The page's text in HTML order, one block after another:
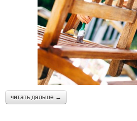
читать дальше →